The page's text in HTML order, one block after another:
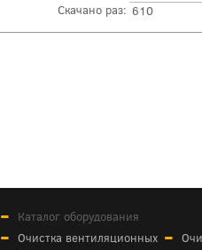
Скачано раз: 610
Каталог оборудования
Очистка вентиляционных